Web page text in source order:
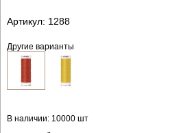
Артикул: 1288
Другие варианты
В наличии: 10000 шт